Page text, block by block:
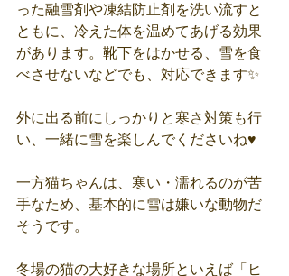
った融雪剤や凍結防止剤を洗い流すと
ともに、冷えた体を温めてあげる効果
があります。靴下をはかせる、雪を食
べさせないなどでも、対応できます✨
外に出る前にしっかりと寒さ対策も行
い、一緒に雪を楽しんでくださいね♥️
一方猫ちゃんは、寒い・濡れるのが苦
手なため、基本的に雪は嫌いな動物だ
そうです。
冬場の猫の大好きな場所といえば「ヒ